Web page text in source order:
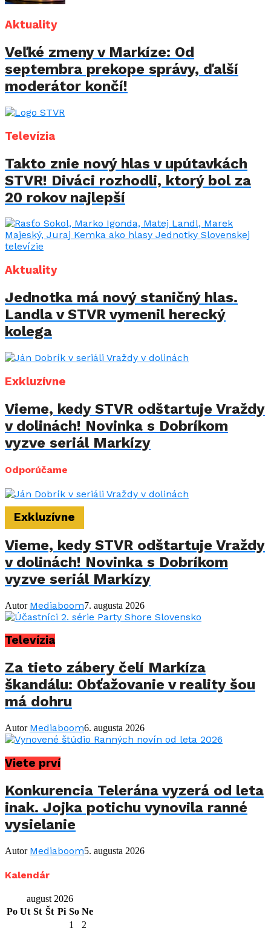
Aktuality
Veľké zmeny v Markíze: Od
septembra prekope správy, ďalší
moderátor končí!
Televízia
Takto znie nový hlas v upútavkách
STVR! Diváci rozhodli, ktorý bol za
20 rokov najlepší
Aktuality
Jednotka má nový staničný hlas.
Landla v STVR vymenil herecký
kolega
Exkluzívne
Vieme, kedy STVR odštartuje Vraždy
v dolinách! Novinka s Dobríkom
vyzve seriál Markízy
Odporúčame
Exkluzívne
Vieme, kedy STVR odštartuje Vraždy
v dolinách! Novinka s Dobríkom
vyzve seriál Markízy
Autor Mediaboom7. augusta 2026
Televízia
Za tieto zábery čelí Markíza
škandálu: Obťažovanie v reality šou
má dohru
Autor Mediaboom6. augusta 2026
Viete prví
Konkurencia Telerána vyzerá od leta
inak. Jojka potichu vynovila ranné
vysielanie
Autor Mediaboom5. augusta 2026
Kalendár
august 2026
Po Ut St Št Pi So Ne
1
2